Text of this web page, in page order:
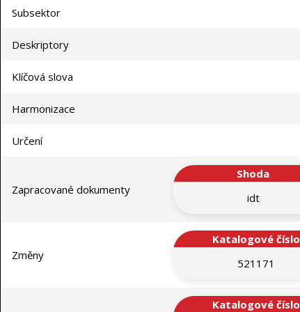
Subsektor
Deskriptory
Klíčová slova
Harmonizace
Určení
Zapracované dokumenty
Shoda
idt
Změny
Katalogové číslo
521171
Katalogové číslo